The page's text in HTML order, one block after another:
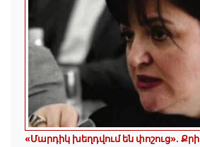
«Մարդիկ խեղդվում են փոշուց»․